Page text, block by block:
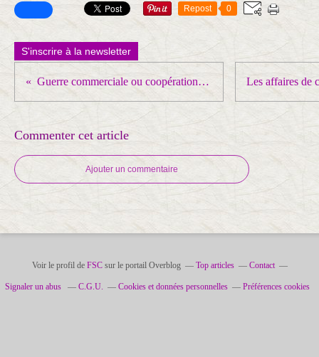
Repost 0
S'inscrire à la newsletter
Guerre commerciale ou coopération ? paru dans l’Humanité
Commenter cet article
Ajouter un commentaire
Voir le profil de FSCsur le portail Overblog Top articles Contact
Signaler un abus C.G.U. Cookies et données personnelles Préférences cookies